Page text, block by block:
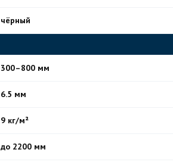
чёрный
300–800 мм
6.5 мм
9 кг/м²
до 2200 мм